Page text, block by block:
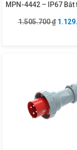
MPN-4442 – IP67
1.505.700₫ Giá